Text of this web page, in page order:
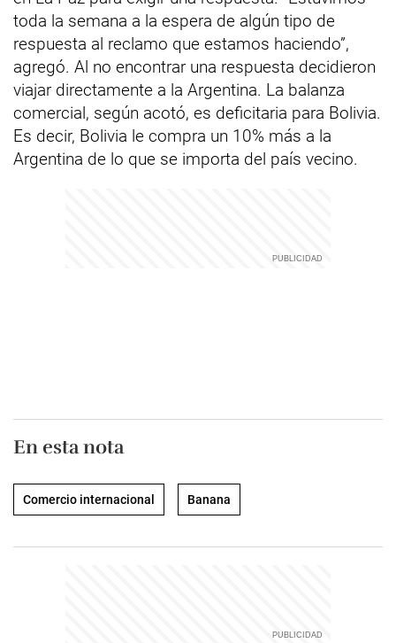
toda la semana a la espera de algún tipo de
respuesta al reclamo que estamos haciendo”,
agregó. Al no encontrar una respuesta decidieron
viajar directamente a la Argentina. La balanza
comercial, según acotó, es deficitaria para Bolivia.
Es decir, Bolivia le compra un 10% más a la
Argentina de lo que se importa del país vecino.
En esta nota
Comercio internacional Banana